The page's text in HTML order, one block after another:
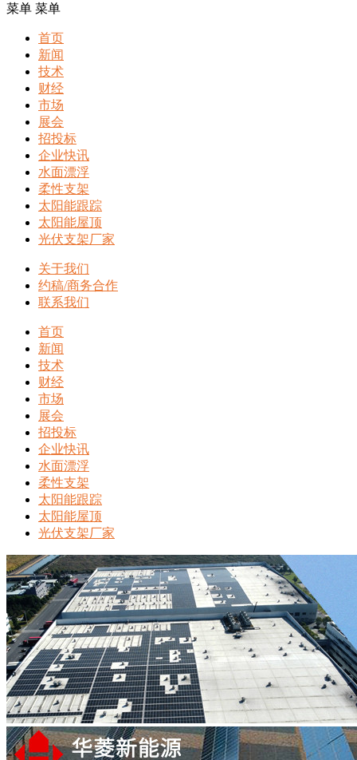
菜单 菜单
首页
新闻
技术
财经
市场
展会
招投标
企业快讯
水面漂浮
柔性支架
太阳能跟踪
太阳能屋顶
光伏支架厂家
关于我们
约稿/商务合作
联系我们
首页
新闻
技术
财经
市场
展会
招投标
企业快讯
水面漂浮
柔性支架
太阳能跟踪
太阳能屋顶
光伏支架厂家